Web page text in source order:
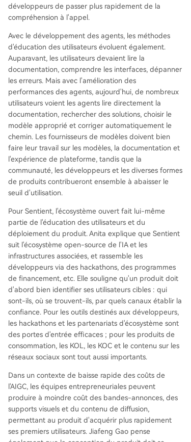
développeurs de passer plus rapidement de la
compréhension à l'appel.
Avec le développement des agents, les méthodes
d'éducation des utilisateurs évoluent également.
Auparavant, les utilisateurs devaient lire la
documentation, comprendre les interfaces, dépanner
les erreurs. Mais avec l'amélioration des
performances des agents, aujourd'hui, de nombreux
utilisateurs voient les agents lire directement la
documentation, rechercher des solutions, choisir le
modèle approprié et corriger automatiquement le
chemin. Les fournisseurs de modèles doivent bien
faire leur travail sur les modèles, la documentation et
l'expérience de plateforme, tandis que la
communauté, les développeurs et les diverses formes
de produits contribueront ensemble à abaisser le
seuil d'utilisation.
Pour Sentient, l'écosystème ouvert fait lui-même
partie de l'éducation des utilisateurs et du
déploiement du produit. Anita explique que Sentient
suit l'écosystème open-source de l'IA et les
infrastructures associées, et rassemble les
développeurs via des hackathons, des programmes
de financement, etc. Elle souligne qu'un produit doit
d'abord bien identifier ses utilisateurs cibles : qui
sont-ils, où se trouvent-ils, par quels canaux établir la
confiance. Pour les outils destinés aux développeurs,
les hackathons et les partenariats d'écosystème sont
des portes d'entrée efficaces ; pour les produits de
consommation, les KOL, les KOC et le contenu sur les
réseaux sociaux sont tout aussi importants.
Dans un contexte de baisse rapide des coûts de
l'AIGC, les équipes entrepreneuriales peuvent
produire à moindre coût des bandes-annonces, des
supports visuels et du contenu de diffusion,
permettant au produit d'acquérir plus rapidement
ses premiers utilisateurs. Jiafeng Gao pense